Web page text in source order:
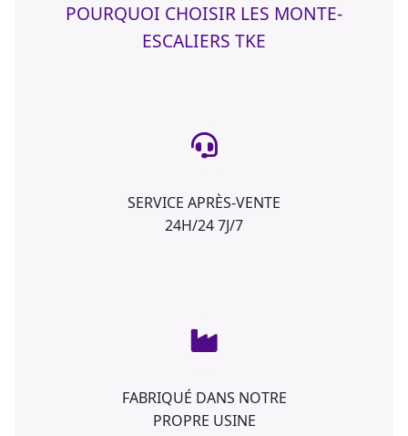
POURQUOI CHOISIR LES MONTE-
ESCALIERS TKE
SERVICE APRÈS-VENTE
24H/24 7J/7
FABRIQUÉ DANS NOTRE
PROPRE USINE